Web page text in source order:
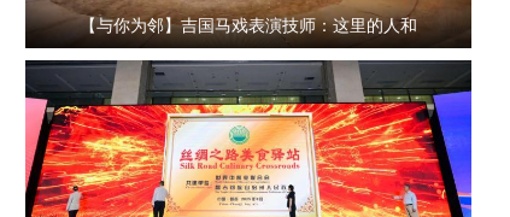
【与你为邻】吉国马戏表演技师：这里的人和